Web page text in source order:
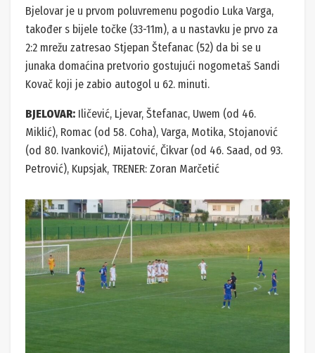
Bjelovar je u prvom poluvremenu pogodio Luka Varga,
također s bijele točke (33-11m), a u nastavku je prvo za
2:2 mrežu zatresao Stjepan Štefanac (52) da bi se u
junaka domaćina pretvorio gostujući nogometaš Sandi
Kovač koji je zabio autogol u 62. minuti.
BJELOVAR: Iličević, Ljevar, Štefanac, Uwem (od 46.
Miklić), Romac (od 58. Coha), Varga, Motika, Stojanović
(od 80. Ivanković), Mijatović, Čikvar (od 46. Saad, od 93.
Petrović), Kupsjak, TRENER: Zoran Marčetić